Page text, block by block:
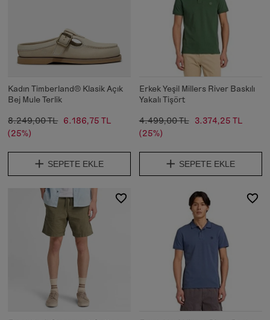
Kadın Timberland® Klasik Açık
Bej Mule Terlik
8.249,00 TL 6.186,75 TL
(25%)
SEPETE EKLE
Erkek Yeşil Millers River Baskılı
Yakalı Tişört
4.499,00 TL
3.374,25 TL
(25%)
SEPETE EKLE